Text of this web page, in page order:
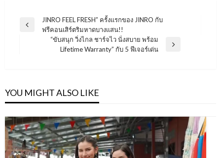
แนะแนว
Previous
JINRO FEEL FRESH” ครั้งแรกของ JINRO กับ
ฟรีคอนเสิร์ตริมหาดบางแสน!!
“ขับสนุก วิ่งไกล ชาร์จไว นั่งสบาย พร้อม
Lifetime Warranty” กับ 5 ฟีเจอร์เด่น
YOU MIGHT ALSO LIKE